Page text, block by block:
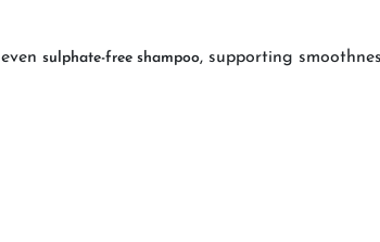
sulphate-free shampoo, supporting